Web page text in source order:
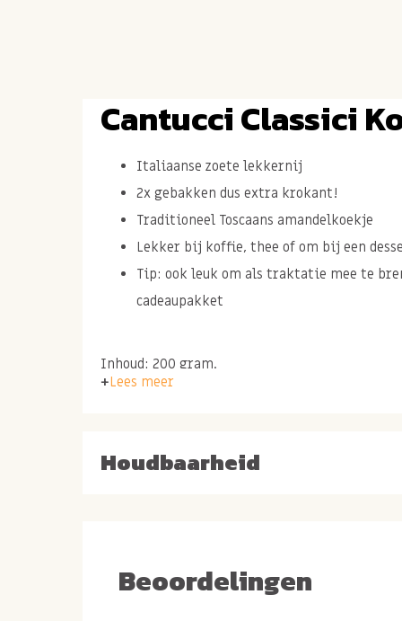
Cantucci Classici
Italiaanse zoete lekkernij
2x gebakken dus extra krokant!
Traditioneel Toscaans amandelkoekje
Lekker bij koffie, thee of om bij een
Tip: ook leuk om als traktatie mee te
cadeaupakket
Inhoud: 200 gram.
maiszetmeel), honing, rijsmiddel: E503,
Toscaanse koekjes
Lees meer
Houdbaarheid
Beoordelingen